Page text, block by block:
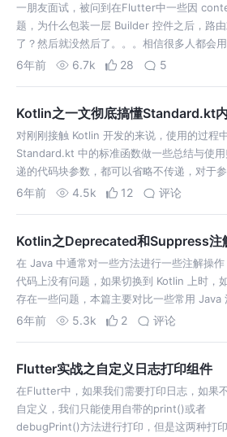
一朋友面试，被问到在Flutter中一些因
题，为什么包装一层 Builder 控件之后，路
了？然后就没然后了。。。相信很多人都会
究。 意思是说在不包含Scaffold的上下文中
6年前 6.7k 28 5
Kotlin之一文彻底搞懂Standard.kt
对刚刚接触 Kotlin 开发的来说，使用的过程
Standard.kt 中的标准函数做一些总结与使
递的代码块参数，都可以省略不传递，对于
候，可以直接用 ::fun【方法】 的形式传递
6年前 4.5k 12 评论
Kotlin之Deprecated和Suppress注
在 Java 中通常对一些方法进行一些注解操
代码上没有问题，如果切换到 Kotlin 上时，
存在一些问题，本篇主要对比一些常用
换。 replaceWith：指定可用于替换已弃用的
6年前 5.3k 2 评论
Flutter实战之自定义日志打印组件
在Flutter中，如果我们需要打印日志，如果
自定义，我们只能使用自带的print()或者
debugPrint()方法进行打印，但是这两种打